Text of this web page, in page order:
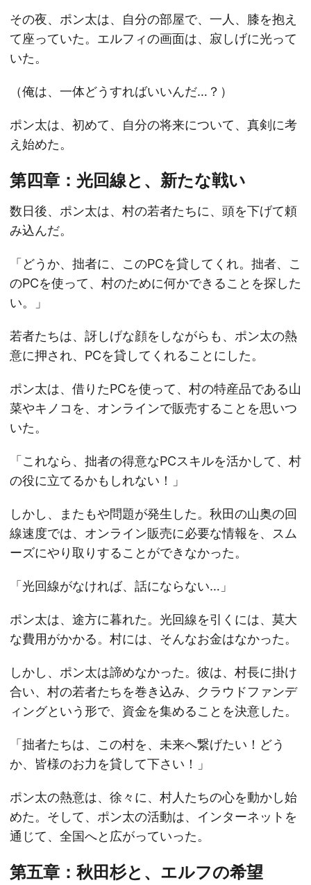
その夜、ポン太は、自分の部屋で、一人、膝を抱え
て座っていた。エルフィの画面は、寂しげに光って
いた。
（俺は、一体どうすればいいんだ…？）
ポン太は、初めて、自分の将来について、真剣に考
え始めた。
第四章：光回線と、新たな戦い
数日後、ポン太は、村の若者たちに、頭を下げて頼
み込んだ。
「どうか、拙者に、このPCを貸してくれ。拙者、こ
のPCを使って、村のために何かできることを探した
い。」
若者たちは、訝しげな顔をしながらも、ポン太の熱
意に押され、PCを貸してくれることにした。
ポン太は、借りたPCを使って、村の特産品である山
菜やキノコを、オンラインで販売することを思いつ
いた。
「これなら、拙者の得意なPCスキルを活かして、村
の役に立てるかもしれない！」
しかし、またもや問題が発生した。秋田の山奥の回
線速度では、オンライン販売に必要な情報を、スム
ーズにやり取りすることができなかった。
「光回線がなければ、話にならない…」
ポン太は、途方に暮れた。光回線を引くには、莫大
な費用がかかる。村には、そんなお金はなかった。
しかし、ポン太は諦めなかった。彼は、村長に掛け
合い、村の若者たちを巻き込み、クラウドファンデ
ィングという形で、資金を集めることを決意した。
「拙者たちは、この村を、未来へ繋げたい！どう
か、皆様のお力を貸して下さい！」
ポン太の熱意は、徐々に、村人たちの心を動かし始
めた。そして、ポン太の活動は、インターネットを
通じて、全国へと広がっていった。
第五章：秋田杉と、エルフの希望